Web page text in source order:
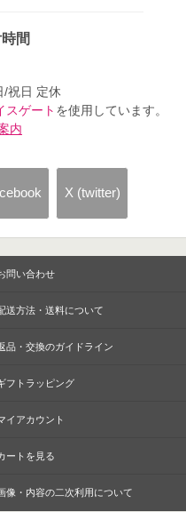
間
祝日 定休
スゲート を使用しています。
内
X (twitter)
問い合わせ
送方法・送料について
品・交換のガイドライン
フトラッピング
イアカウント
ートを見る
像・内容の二次利用について